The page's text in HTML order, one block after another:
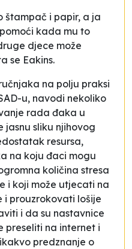
štampač i papir, a ja
kada mu to
djece može
se Eakins.
na polju praksi
u, navodi nekoliko
rada đaka u
jasnu sliku njihovog
resursa,
na koju đaci mogu
količina stresa
i koji može utjecati na
i prouzrokovati lošije
i da su nastavnice
preseliti na internet i
predznanje o